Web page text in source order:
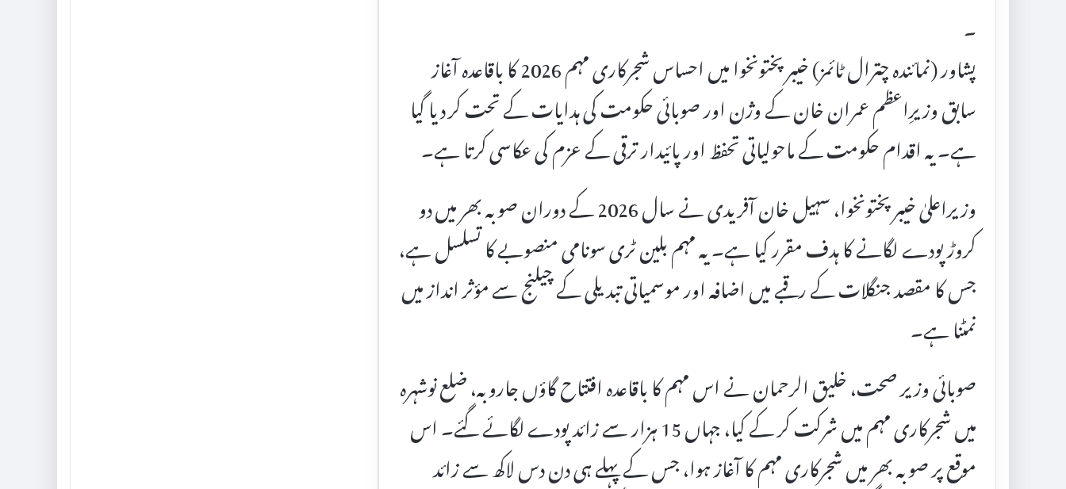
۔
پشاور (نمائندہ چترال ٹائمز) خیبر پختونخوا میں احساس شجرکاری مہم 2026 کا باقاعدہ آغاز
سابق وزیرِاعظم عمران خان کے وژن اور صوبائی حکومت کی ہدایات کے تحت کر دیا گیا
ہے۔ یہ اقدام حکومت کے ماحولیاتی تحفظ اور پائیدار ترقی کے عزم کی عکاسی کرتا ہے۔
وزیراعلیٰ خیبر پختونخوا، سہیل خان آفریدی نے سال 2026 کے دوران صوبہ بھر میں دو
کروڑ پودے لگانے کا ہدف مقرر کیا ہے۔ یہ مہم بلین ٹری سونامی منصوبے کا تسلسل ہے،
جس کا مقصد جنگلات کے رقبے میں اضافہ اور موسمیاتی تبدیلی کے چیلنج سے مؤثر انداز میں
نمٹنا ہے۔
صوبائی وزیر صحت، خلیق الرحمان نے اس مہم کا باقاعدہ افتتاح گاؤں جاروبہ، ضلع نوشہرہ
میں شجرکاری مہم میں شرکت کر کے کیا، جہاں 15 ہزار سے زائد پودے لگائے گئے۔ اس
موقع پر صوبہ بھر میں شجرکاری مہم کا آغاز ہوا، جس کے پہلے ہی دن دس لاکھ سے زائد